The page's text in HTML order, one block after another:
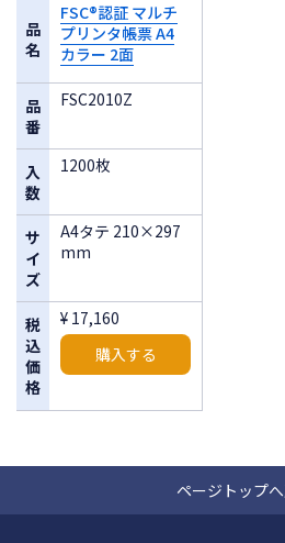
品
名
品
番
入
数
サ
イ
ズ
税
込
価
格
FSC®認証 マルチ
プリンタ帳票 A4
カラー 2面
FSC2010Z
1200枚
A4タテ 210×297
mm
¥ 17,160
購入する
ページトップ